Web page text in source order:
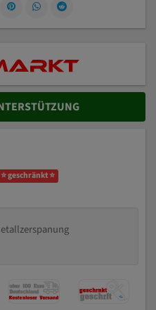
⭐ geschränkt ⭐